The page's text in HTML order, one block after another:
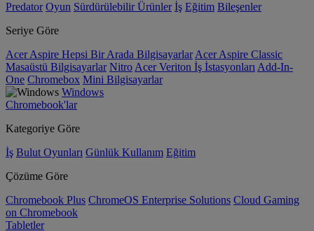
Predator Oyun Sürdürülebilir Ürünler İş Eğitim Bileşenler
Seriye Göre
Acer Aspire Hepsi Bir Arada Bilgisayarlar Acer Aspire Classic
Masaüstü Bilgisayarlar Nitro Acer Veriton İş İstasyonları Add-In-
One Chromebox Mini Bilgisayarlar
Windows
Chromebook'lar
Kategoriye Göre
İş Bulut Oyunları Günlük Kullanım Eğitim
Çözüme Göre
Chromebook Plus ChromeOS Enterprise Solutions Cloud Gaming
on Chromebook
Tabletler